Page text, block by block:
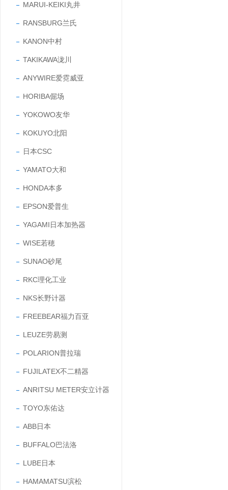
MARUI-KEIKI丸井
RANSBURG兰氏
KANON中村
TAKIKAWA泷川
ANYWIRE爱霓威亚
HORIBA倔场
YOKOWO友华
KOKUYO北阳
日本CSC
YAMATO大和
HONDA本多
EPSON爱普生
YAGAMI日本加热器
WISE若穂
SUNAO砂尾
RKC理化工业
NKS长野计器
FREEBEAR福力百亚
LEUZE劳易测
POLARION普拉瑞
FUJILATEX不二精器
ANRITSU METER安立计器
TOYO东佑达
ABB日本
BUFFALO巴法洛
LUBE日本
HAMAMATSU滨松